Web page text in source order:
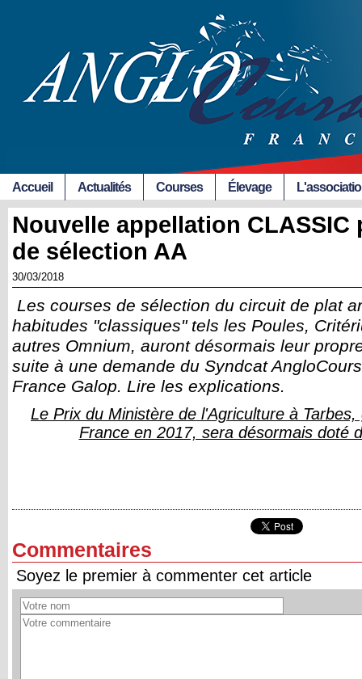
Accueil Actualités Courses Élevage
Nouvelle appellation
de sélection AA
30/03/2018
Les courses de sélection du circuit de plat
habitudes "classiques" tels les Poules,
autres Omnium, auront désormais leur
suite à une demande du Syndcat
France Galop. Lire les explications.
Le Prix du Ministère de l'Agriculture à
France en 2017, sera désormais doté
Commentaires
Soyez le premier à commenter cet article